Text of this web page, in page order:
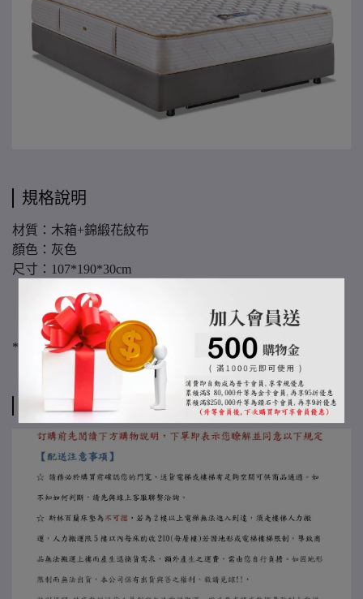
規格說明
材質：木箱+錦緞花紋布
顏色：灰色
尺寸：107*190*30cm
182*190*30cm
182*210*30cm
*腳高度10cm
運送方式